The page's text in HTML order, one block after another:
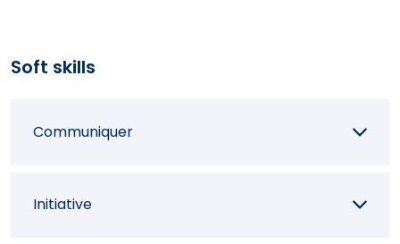
Proposer un forfait touristique pour un type
de clientèle
Soft skills
Communiquer
Initiative